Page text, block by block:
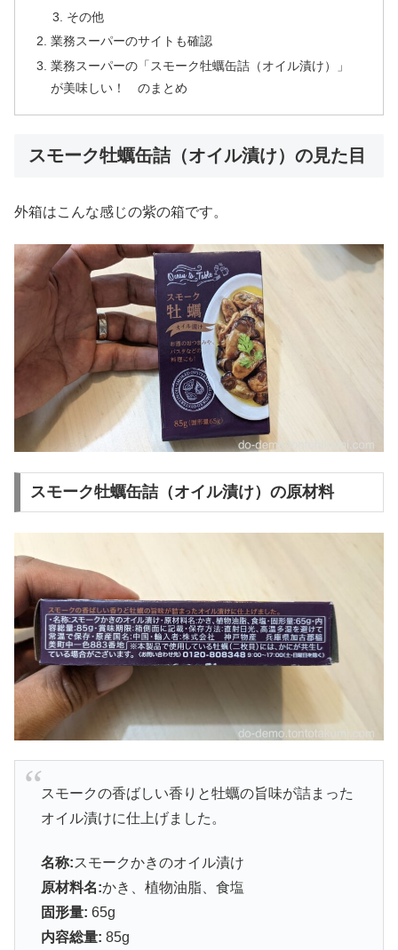
その他
業務スーパーのサイトも確認
業務スーパーの「スモーク牡蠣缶詰（オイル漬け）」
が美味しい！ のまとめ
スモーク牡蠣缶詰（オイル漬け）の見た目
外箱はこんな感じの紫の箱です。
スモーク牡蠣缶詰（オイル漬け）の原材料
スモークの香ばしい香りと牡蠣の旨味が詰まった
オイル漬けに仕上げました。
名称:スモークかきのオイル漬け
原材料名:かき、植物油脂、食塩
固形量: 65g
内容総量: 85g